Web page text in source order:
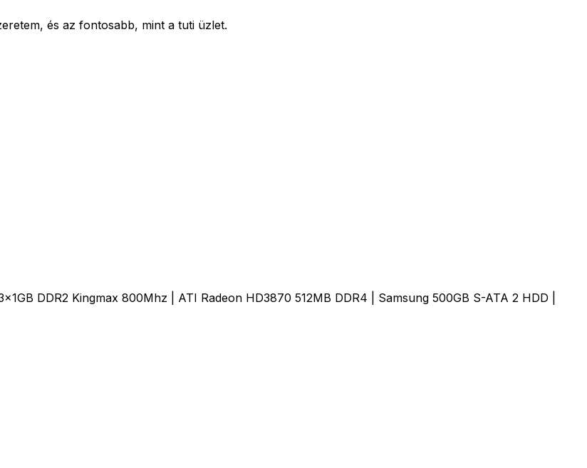
és az fontosabb, mint a tuti üzlet.
DDR2 Kingmax 800Mhz | ATI Radeon HD3870 512MB DDR4 | Samsung 500GB S-ATA 2 HDD |